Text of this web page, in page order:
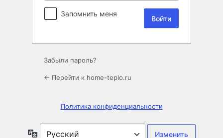
Запомнить меня
Забыли пароль?
← Перейти к home-teplo.ru
Политика конфиденциальности
Язык